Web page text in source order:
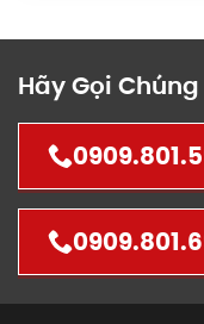
Hãy Gọi